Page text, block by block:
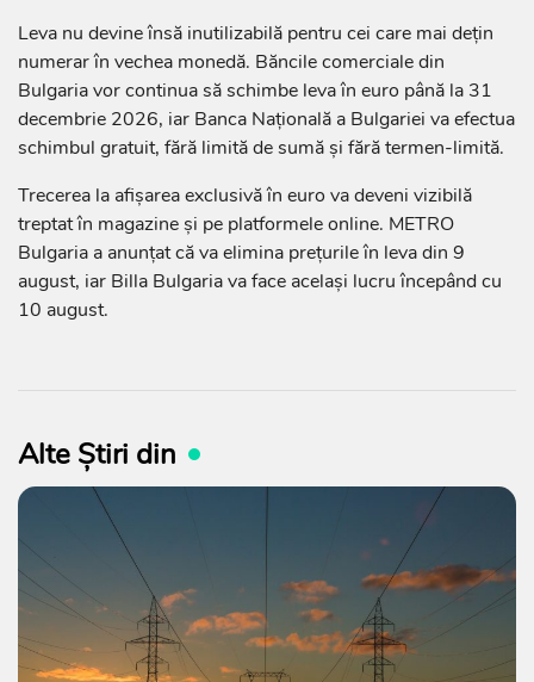
Leva nu devine însă inutilizabilă pentru cei care mai dețin
numerar în vechea monedă. Băncile comerciale din
Bulgaria vor continua să schimbe leva în euro până la 31
decembrie 2026, iar Banca Națională a Bulgariei va efectua
schimbul gratuit, fără limită de sumă și fără termen-limită.
Trecerea la afișarea exclusivă în euro va deveni vizibilă
treptat în magazine și pe platformele online. METRO
Bulgaria a anunțat că va elimina prețurile în leva din 9
august, iar Billa Bulgaria va face același lucru începând cu
10 august.
Alte Știri din